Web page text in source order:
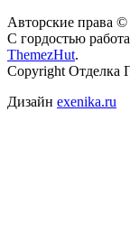
Авторские права ©
С гордостью
ThemezHut.
Copyright Отделка
Дизайн exenika.ru